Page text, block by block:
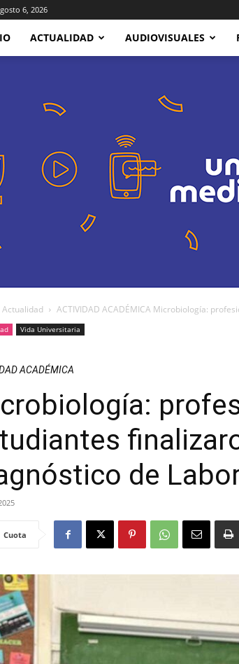
6, 2026
ACTUALIDAD AUDIOVISUALES
Actualidad ACTIVIDAD ACADÉMICA Microbiología:
Vida Universitaria
ACADÉMICA
de
Cuota